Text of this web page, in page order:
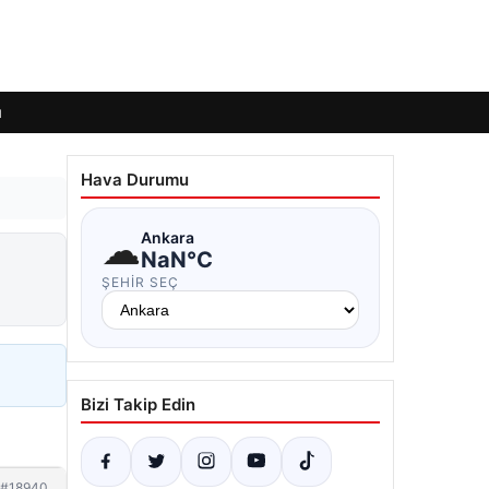
Hava Durumu
☁Ankara
NaN°C
ŞEHIR SEÇ
Bizi Takip Edin